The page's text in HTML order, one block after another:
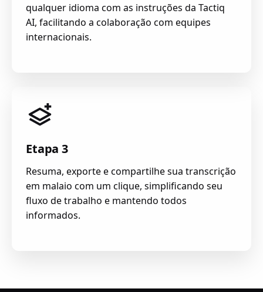
qualquer idioma com as instruções da Tactiq
AI, facilitando a colaboração com equipes
internacionais.
Etapa 3
Resuma, exporte e compartilhe sua transcrição
em malaio com um clique, simplificando seu
fluxo de trabalho e mantendo todos
informados.